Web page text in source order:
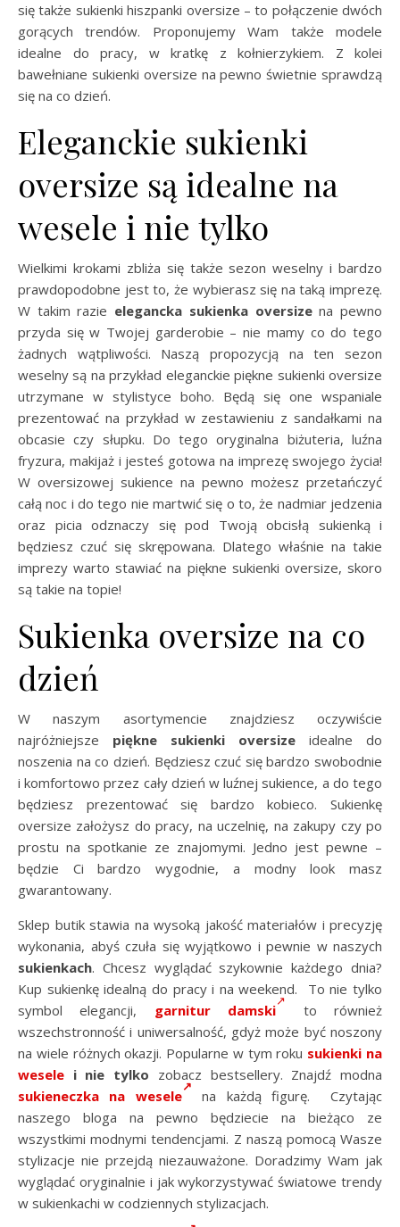
się także sukienki hiszpanki oversize – to połączenie dwóch
gorących trendów. Proponujemy Wam także modele
idealne do pracy, w kratkę z kołnierzykiem. Z kolei
bawełniane sukienki oversize na pewno świetnie sprawdzą
się na co dzień.
Eleganckie sukienki
oversize są idealne na
wesele i nie tylko
Wielkimi krokami zbliża się także sezon weselny i bardzo
prawdopodobne jest to, że wybierasz się na taką imprezę.
W takim razie elegancka sukienka oversizena pewno
przyda się w Twojej garderobie – nie mamy co do tego
żadnych wątpliwości. Naszą propozycją na ten sezon
weselny są na przykład eleganckie piękne sukienki oversize
utrzymane w stylistyce boho. Będą się one wspaniale
prezentować na przykład w zestawieniu z sandałkami na
obcasie czy słupku. Do tego oryginalna biżuteria, luźna
fryzura, makijaż i jesteś gotowa na imprezę swojego życia!
W oversizowej sukience na pewno możesz przetańczyć
całą noc i do tego nie martwić się o to, że nadmiar jedzenia
oraz picia odznaczy się pod Twoją obcisłą sukienką i
będziesz czuć się skrępowana. Dlatego właśnie na takie
imprezy warto stawiać na piękne sukienki oversize, skoro
są takie na topie!
Sukienka oversize na co
dzień
W naszym asortymencie znajdziesz oczywiście
najróżniejsze piękne sukienki oversize idealne do
noszenia na co dzień. Będziesz czuć się bardzo swobodnie
i komfortowo przez cały dzień w luźnej sukience, a do tego
będziesz prezentować się bardzo kobieco. Sukienkę
oversize założysz do pracy, na uczelnię, na zakupy czy po
prostu na spotkanie ze znajomymi. Jedno jest pewne –
będzie Ci bardzo wygodnie, a modny look masz
gwarantowany.
Sklep butik stawia na wysoką jakość materiałów i precyzję
wykonania, abyś czuła się wyjątkowo i pewnie w naszych
sukienkach. Chcesz wyglądać szykownie każdego dnia?
Kup sukienkę idealną do pracy i na weekend. To nie tylko
symbol elegancji, garnitur damski
to również
wszechstronność i uniwersalność, gdyż może być noszony
na wiele różnych okazji. Popularne w tym roku sukienki na
wesele i nie tylko zobacz bestsellery. Znajdź modna
sukieneczka na wesele
na każdą figurę. Czytając
naszego bloga na pewno będziecie na bieżąco ze
wszystkimi modnymi tendencjami. Z naszą pomocą Wasze
stylizacje nie przejdą niezauważone. Doradzimy Wam jak
wyglądać oryginalnie i jak wykorzystywać światowe trendy
w sukienkachi w codziennych stylizacjach.